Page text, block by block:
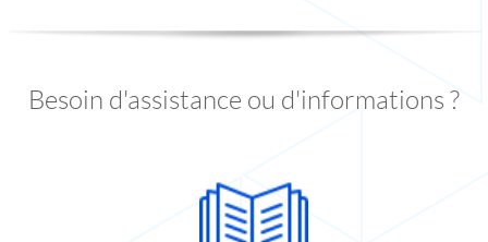
Besoin d'assistance ou d'informations ?